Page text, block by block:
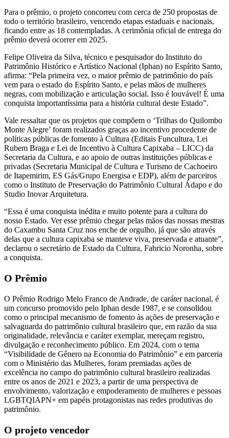
Para o prêmio, o projeto concorreu com cerca de 250 propostas de
todo o território brasileiro, vencendo etapas estaduais e nacionais,
ficando entre as 18 contempladas. A cerimônia oficial de entrega do
prêmio deverá ocorrer em 2025.
Felipe Oliveira da Silva, técnico e pesquisador do Instituto do
Patrimônio Histórico e Artístico Nacional (Iphan) no Espírito Santo,
afirma: “Pela primeira vez, o maior prêmio de patrimônio do país
vem para o estado do Espírito Santo, e pelas mãos de mulheres
negras, com mobilização e articulação social. Isso é louvável! É uma
conquista importantíssima para a história cultural deste Estado”.
Vale ressaltar que os projetos que compõem o ‘Trilhas do Quilombo
Monte Alegre’ foram realizados graças ao incentivo procedente de
políticas públicas de fomento à Cultura (Editais Funcultura, Lei
Rubem Braga e Lei de Incentivo à Cultura Capixaba – LICC) da
Secretaria da Cultura, e ao apoio de outras instituições públicas e
privadas (Secretaria Municipal de Cultura e Turismo de Cachoeiro
de Itapemirim, ES Gás/Grupo Energisa e EDP), além de parceiros
como o Instituto de Preservação do Patrimônio Cultural Ádapo e do
Studio Inovar Arquitetura.
“Essa é uma conquista inédita e muito potente para a cultura do
nosso Estado. Ver esse prêmio chegar pelas mãos das nossas mestras
do Caxambu Santa Cruz nos enche de orgulho, já que são através
delas que a cultura capixaba se manteve viva, preservada e atuante”,
declarou o secretário de Estado da Cultura, Fabricio Noronha, sobre
a conquista.
O Prêmio
O Prêmio Rodrigo Melo Franco de Andrade, de caráter nacional, é
um concurso promovido pelo Iphan desde 1987, e se consolidou
como o principal mecanismo de fomento às ações de preservação e
salvaguarda do patrimônio cultural brasileiro que, em razão da sua
originalidade, relevância e caráter exemplar, mereçam registro,
divulgação e reconhecimento público. Em 2024, com o tema
“Visibilidade de Gênero na Economia do Patrimônio” e em parceria
com o Ministério das Mulheres, foram premiadas ações de
excelência no campo do patrimônio cultural brasileiro realizadas
entre os anos de 2021 e 2023, a partir de uma perspectiva de
envolvimento, valorização e empoderamento de mulheres e pessoas
LGBTQIAPN+ em papéis protagonistas nas redes produtivas do
patrimônio.
O projeto vencedor